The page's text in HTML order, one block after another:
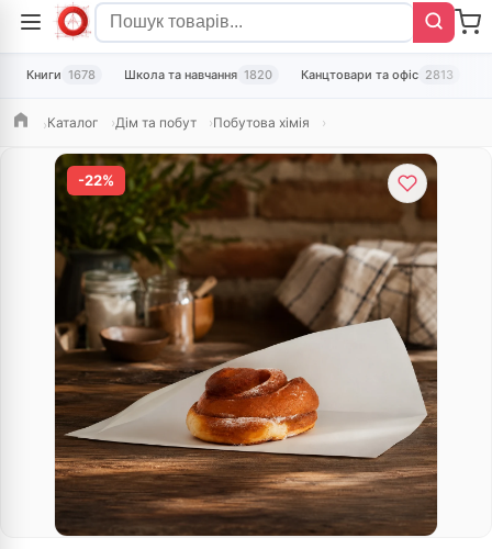
Книги 1678 Школа та навчання 1820 Канцтовари та офіс 2813
ГоловнаКаталог Дім та побут Побутова хімія
-22%